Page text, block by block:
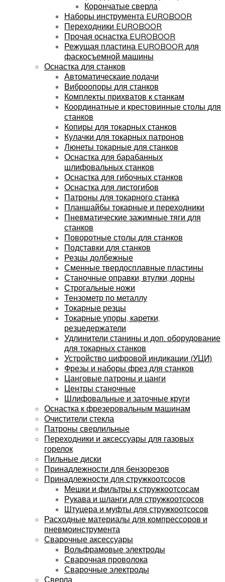
Корончатые сверла
Наборы инструмента EUROBOOR
Переходники EUROBOOR
Прочая оснастка EUROBOOR
Режущая пластина EUROBOOR для
фаскосъемной машины
Оснастка для станков
Автоматическаие подачи
Виброопоры для станков
Комплекты прихватов к станкам
Координатные и крестовинные столы для
станков
Копиры для токарных станков
Кулачки для токарных патронов
Люнеты токарные для станков
Оснастка для барабанных
шлифовальных станков
Оснастка для гибочных станков
Оснастка для листогибов
Патроны для токарного станка
Планшайбы токарные и переходники
Пневматические зажимные тяги для
станков
Поворотные столы для станков
Подставки для станков
Резцы долбежные
Сменные твердосплавные пластины
Станочные оправки, втулки, дорны
Строгальные ножи
Тензометр по металлу
Токарные резцы
Токарные упоры, каретки,
резцедержатели
Удлинители станины и доп. оборудование
для токарных станков
Устройство цифровой индикации (УЦИ)
Фрезы и наборы фрез для станков
Цанговые патроны и цанги
Центры станочные
Шлифовальные и заточные круги
Оснастка к фрезеровальным машинам
Очистители стекла
Патроны сверлильные
Переходники и аксессуары для газовых
горелок
Пильные диски
Принадлежности для бензорезов
Принадлежности для стружкоотсосов
Мешки и фильтры к стружкоотсосам
Рукава и шланги для стружкоотсосов
Штуцера и муфты для стружкоотсосов
Расходные материалы для компрессоров и
пневмоинструмента
Сварочные аксессуары
Вольфрамовые электроды
Сварочная проволока
Сварочные электроды
Сверла